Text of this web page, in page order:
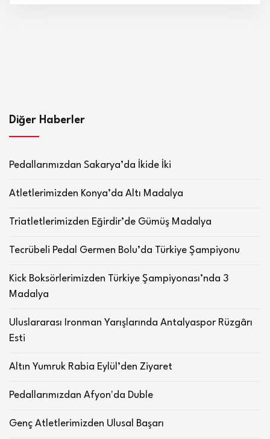
Diğer Haberler
Pedallarımızdan Sakarya’da İkide İki
Atletlerimizden Konya’da Altı Madalya
Triatletlerimizden Eğirdir’de Gümüş Madalya
Tecrübeli Pedal Germen Bolu’da Türkiye Şampiyonu
Kick Boksörlerimizden Türkiye Şampiyonası’nda 3
Madalya
Uluslararası Ironman Yarışlarında Antalyaspor Rüzgârı
Esti
Altın Yumruk Rabia Eylül’den Ziyaret
Pedallarımızdan Afyon'da Duble
Genç Atletlerimizden Ulusal Başarı